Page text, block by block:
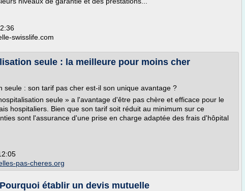
swisslife.com
seule : la meilleure pour moins cher
seule : son tarif pas cher est-il son unique avantage ?
seule » a l'avantage d'être pas chère et efficace pour le
hospitaliers. Bien que son tarif soit réduit au minimum sur ce
sont l'assurance d'une prise en charge adaptée des frais d'hôpital
pas-cheres.org
établir un devis mutuelle